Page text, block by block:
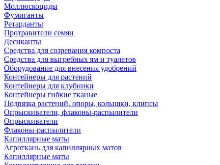
Моллюскоциды
Фумиганты
Ретарданты
Протравители семян
Десиканты
Средства для созревания компоста
Средства для выгребных ям и туалетов
Оборудование для внесения удобрений
Контейнеры для растений
Контейнеры для клубники
Контейнеры гибкие тканые
Подвязка растений, опоры, колышки, клипсы
Опрыскиватели, флаконы-распылители
Опрыскиватели
Флаконы-распылители
Капиллярные маты
Агроткань для капиллярных матов
Капиллярные маты